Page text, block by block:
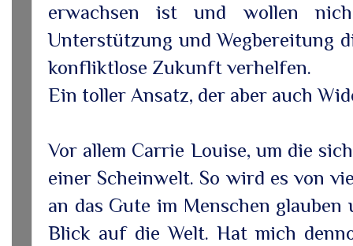
erwachsen ist und wollen
Unterstützung und Wegbereitung
konfliktlose Zukunft verhelfen.
Ein toller Ansatz, der aber auch
Vor allem Carrie Louise, um die
einer Scheinwelt. So wird es von
an das Gute im Menschen
Blick auf die Welt. Hat mich